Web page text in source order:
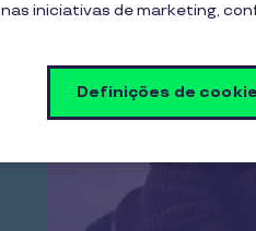
nas iniciativas de marketing,
Definições de